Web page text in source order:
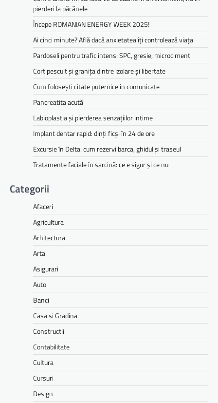
pierderi la păcănele
Începe ROMANIAN ENERGY WEEK 2025!
Ai cinci minute? Află dacă anxietatea îți controlează viața
Pardoseli pentru trafic intens: SPC, gresie, microciment
Cort pescuit și granița dintre izolare și libertate
Cum folosești citate puternice în comunicate
Pancreatita acută
Labioplastia și pierderea senzațiilor intime
Implant dentar rapid: dinți ficși în 24 de ore
Excursie în Delta: cum rezervi barca, ghidul și traseul
Tratamente faciale în sarcină: ce e sigur și ce nu
Categorii
Afaceri
Agricultura
Arhitectura
Arta
Asigurari
Auto
Banci
Casa si Gradina
Constructii
Contabilitate
Cultura
Cursuri
Design